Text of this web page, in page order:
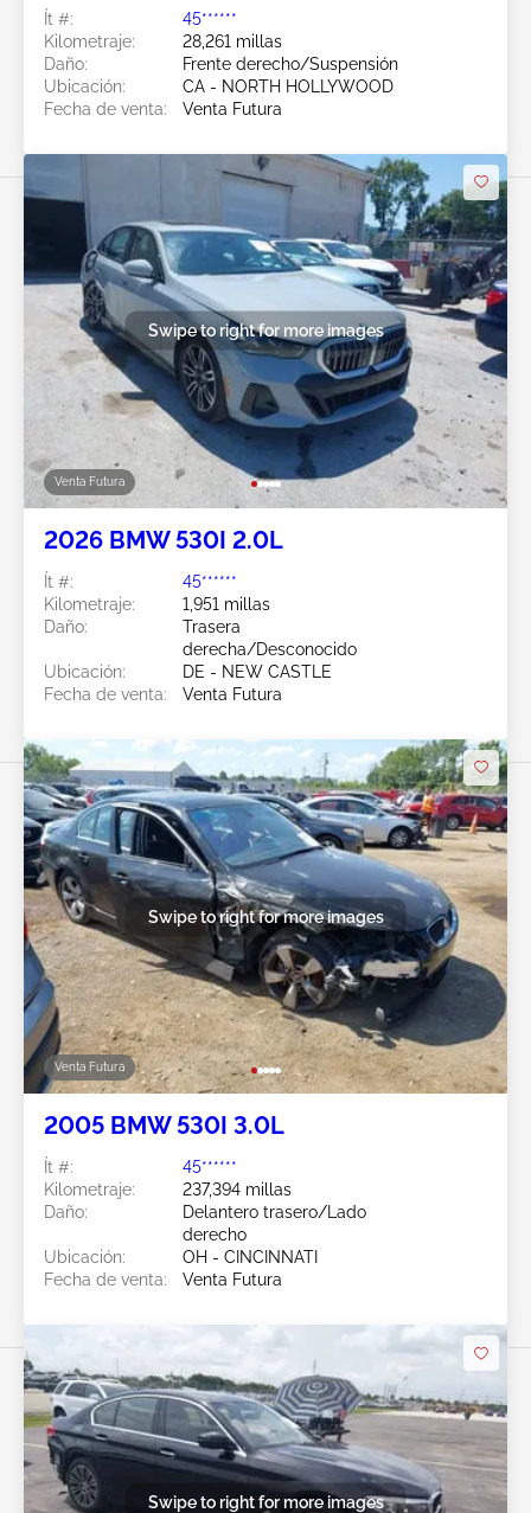
Ít #:
45******
Kilometraje:
28,261 millas
Daño:
Frente derecho/Suspensión
Ubicación:
CA - NORTH HOLLYWOOD
Fecha de venta:
Venta Futura
Venta Futura
Swipe to right for more images
2026 BMW 530I 2.0L
Ít #:
45******
Kilometraje:
1,951 millas
Daño:
Trasera
derecha/Desconocido
Ubicación:
DE - NEW CASTLE
Fecha de venta:
Venta Futura
Venta Futura
Swipe to right for more images
2005 BMW 530I 3.0L
Ít #:
45******
Kilometraje:
237,394 millas
Daño:
Delantero trasero/Lado
derecho
Ubicación:
OH - CINCINNATI
Fecha de venta:
Venta Futura
Swipe to right for more images